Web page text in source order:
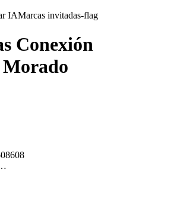
IAMarcas invitadas-flag
Conexión